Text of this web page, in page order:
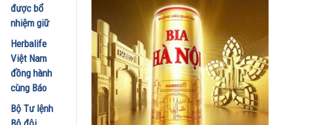
được bổ
nhiệm giữ
chức Tổng
Biên tập
Tạp chí
Doanh
nghiệp và
Đầu tư
Herbalife
Việt Nam
đồng hành
cùng Báo
Sức khỏe
và Đời
Bộ Tư lệnh